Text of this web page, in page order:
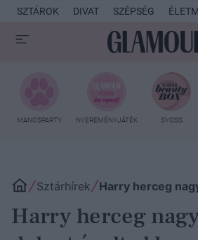
SZTÁROK DIVAT SZÉPSÉG
MANCSPARTY NYEREMÉNYJÁTÉK SYOSS
Sztárhírek Harry herceg
Harry herceg